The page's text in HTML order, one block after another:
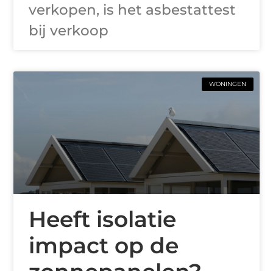
verkopen, is het asbestattest
bij verkoop
WONINGEN
Heeft isolatie
impact op de